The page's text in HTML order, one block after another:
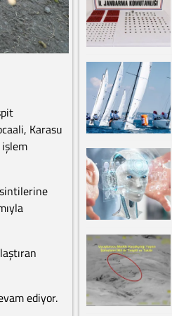
Karasu
ediyor.